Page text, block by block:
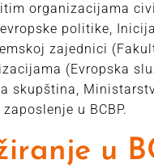
organizacijama
politike,
zajednici
(Evropska
skupština,
u BCBP.
u